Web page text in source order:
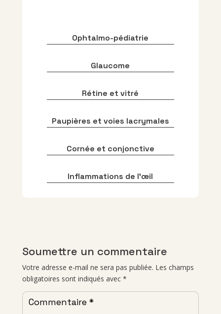
Ophtalmo-pédiatrie
Glaucome
Rétine et vitré
Paupières et voies lacrymales
Cornée et conjonctive
Inflammations de l’œil
Soumettre un commentaire
Votre adresse e-mail ne sera pas publiée. Les champs
obligatoires sont indiqués avec *